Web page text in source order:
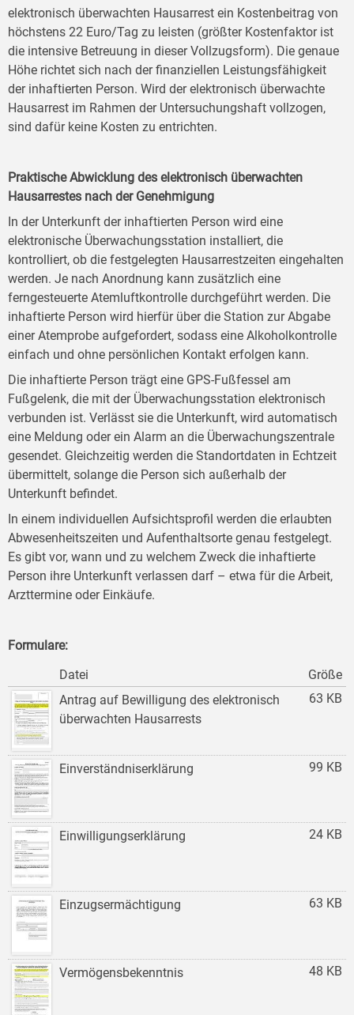
elektronisch überwachten Hausarrest ein Kostenbeitrag von
höchstens 22 Euro/Tag zu leisten (größter Kostenfaktor ist
die intensive Betreuung in dieser Vollzugsform). Die genaue
Höhe richtet sich nach der finanziellen Leistungsfähigkeit
der inhaftierten Person. Wird der elektronisch überwachte
Hausarrest im Rahmen der Untersuchungshaft vollzogen,
sind dafür keine Kosten zu entrichten.
Praktische Abwicklung des elektronisch überwachten
Hausarrestes nach der Genehmigung
In der Unterkunft der inhaftierten Person wird eine
elektronische Überwachungsstation installiert, die
kontrolliert, ob die festgelegten Hausarrestzeiten eingehalten
werden. Je nach Anordnung kann zusätzlich eine
ferngesteuerte Atemluftkontrolle durchgeführt werden. Die
inhaftierte Person wird hierfür über die Station zur Abgabe
einer Atemprobe aufgefordert, sodass eine Alkoholkontrolle
einfach und ohne persönlichen Kontakt erfolgen kann.
Die inhaftierte Person trägt eine GPS-Fußfessel am
Fußgelenk, die mit der Überwachungsstation elektronisch
verbunden ist. Verlässt sie die Unterkunft, wird automatisch
eine Meldung oder ein Alarm an die Überwachungszentrale
gesendet. Gleichzeitig werden die Standortdaten in Echtzeit
übermittelt, solange die Person sich außerhalb der
Unterkunft befindet.
In einem individuellen Aufsichtsprofil werden die erlaubten
Abwesenheitszeiten und Aufenthaltsorte genau festgelegt.
Es gibt vor, wann und zu welchem Zweck die inhaftierte
Person ihre Unterkunft verlassen darf – etwa für die Arbeit,
Arzttermine oder Einkäufe.
Formulare:
Größe
Datei
63 KB
Antrag auf Bewilligung des elektronisch
überwachten Hausarrests
99 KB
Einverständniserklärung
24 KB
Einwilligungserklärung
63 KB
Einzugsermächtigung
48 KB
Vermögensbekenntnis